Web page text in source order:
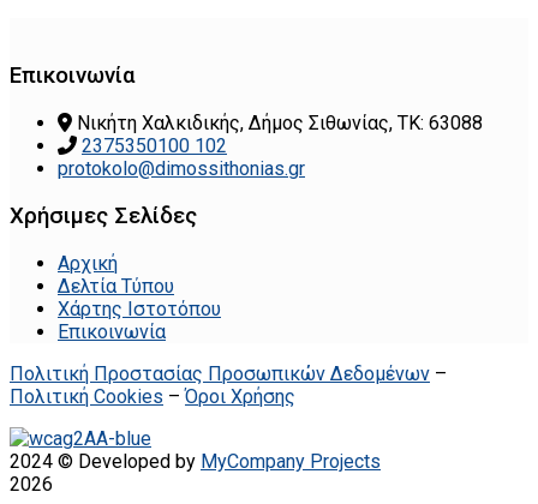
Επικοινωνία
Νικήτη Χαλκιδικής, Δήμος Σιθωνίας, ΤΚ: 63088
2375350100 102
protokolo@dimossithonias.gr
Χρήσιμες Σελίδες
Αρχική
Δελτία Τύπου
Χάρτης Ιστοτόπου
Επικοινωνία
Πολιτική Προστασίας Προσωπικών Δεδομένων –
Πολιτική Cookies –Όροι Χρήσης
2024 © Developed by MyCompany Projects
2026